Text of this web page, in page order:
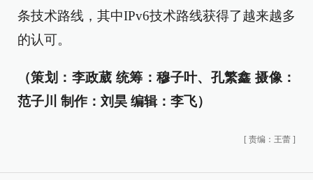
条技术路线，其中IPv6技术路线获得了越来越多
的认可。
（策划：李政葳 统筹：穆子叶、孔繁鑫 摄像：
范子川 制作：刘昊 编辑：李飞）
[ 责编：王蕾 ]